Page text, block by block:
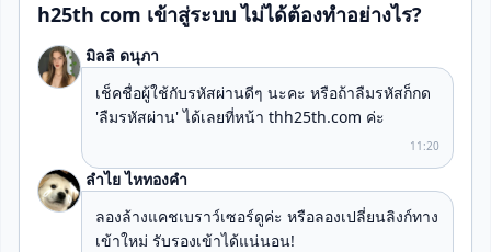
h25th com เข้าสู่ระบบ ไม่ได้ต้องทำอย่างไร?
มิลลิ ดนุภา
เช็คชื่อผู้ใช้กับรหัสผ่านดีๆ นะคะ หรือถ้าลืมรหัสก็กด
'ลืมรหัสผ่าน' ได้เลยที่หน้า thh25th.com ค่ะ
11:20
ลำไย ไหทองคำ
ลองล้างแคชเบราว์เซอร์ดูค่ะ หรือลองเปลี่ยนลิงก์ทาง
เข้าใหม่ รับรองเข้าได้แน่นอน!